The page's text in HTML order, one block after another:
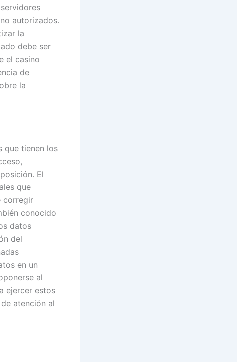
autorizados.
la
debe ser
el casino
de
la
que tienen los
El
que
corregir
conocido
datos
del
en un
al
ejercer estos
atención al